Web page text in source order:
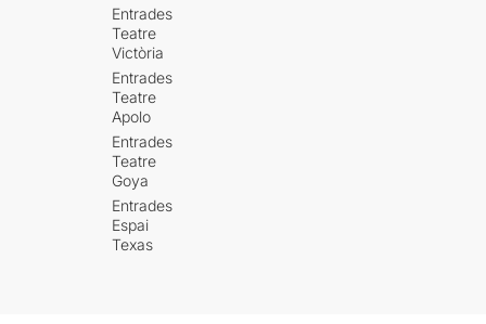
Entrades
Teatre
Victòria
Entrades
Teatre
Apolo
Entrades
Teatre
Goya
Entrades
Espai
Texas